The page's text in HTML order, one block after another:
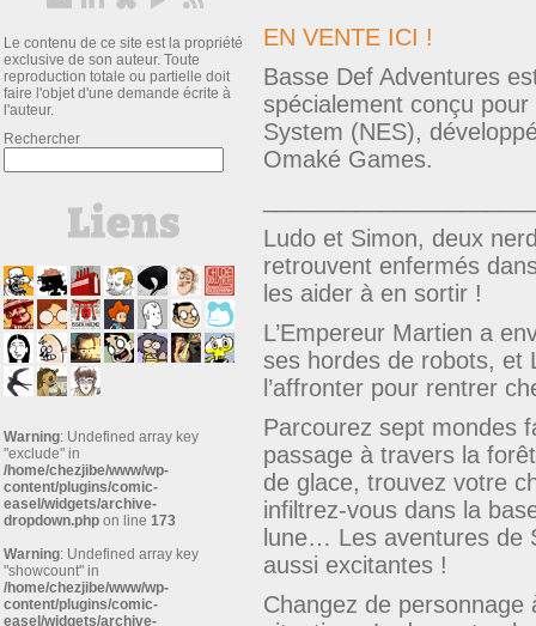
Le contenu de ce site est la propriété
exclusive de son auteur. Toute
reproduction totale ou partielle doit
faire l'objet d'une demande écrite à
l'auteur.
Rechercher
Warning: Undefined array key
"exclude" in
/home/chezjibe/www/wp-
content/plugins/comic-
easel/widgets/archive-
dropdown.php on line 173
Warning: Undefined array key
"showcount" in
/home/chezjibe/www/wp-
content/plugins/comic-
easel/widgets/archive-
EN VENTE ICI !
Basse Def Adventures
spécialement conçu
System (NES),
Omaké Games.
Ludo et Simon, deux
retrouvent enfermés
les aider à en sortir !
L’Empereur Martien a
ses hordes de robots, et
l’affronter pour rentrer
Parcourez sept mondes
passage à travers la
de glace, trouvez votre
infiltrez-vous dans la
lune… Les aventures de
aussi excitantes !
Changez de